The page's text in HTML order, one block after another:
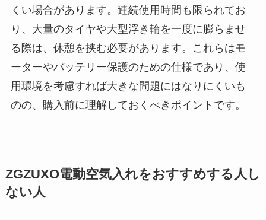
くい場合があります。連続使用時間も限られてお
り、大量のタイヤや大型浮き輪を一度に膨らませ
る際は、休憩を挟む必要があります。これらはモ
ーターやバッテリー保護のための仕様であり、使
用環境を考慮すれば大きな問題にはなりにくいも
のの、購入前に理解しておくべきポイントです。
ZGZUXO電動空気入れをおすすめする人し
ない人